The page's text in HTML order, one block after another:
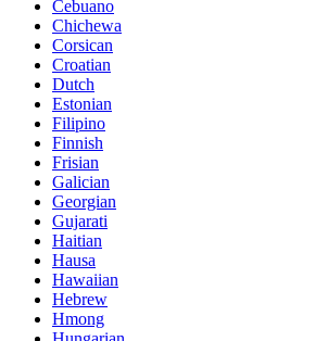
Cebuano
Chichewa
Corsican
Croatian
Dutch
Estonian
Filipino
Finnish
Frisian
Galician
Georgian
Gujarati
Haitian
Hausa
Hawaiian
Hebrew
Hmong